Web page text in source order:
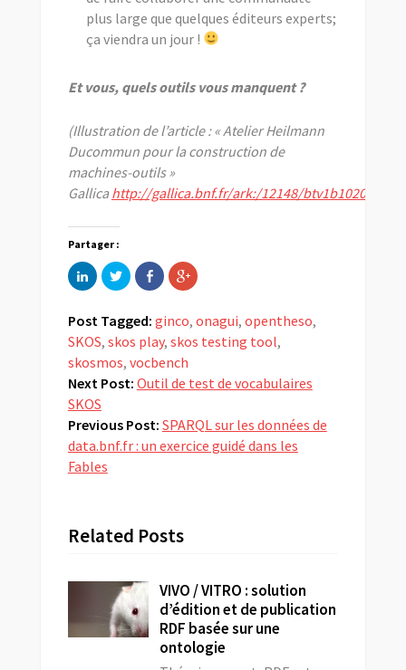
plus large que quelques éditeurs experts;
ça viendra un jour !
Et vous, quels outils vous manquent ?
(Illustration de l’article : « Atelier Heilmann
Ducommun pour la construction de
machines-outils »
Gallicahttp://gallica.bnf.fr/ark:/12148/btv1b10201510v
Partager :
Cliquez
pour
partager
LinkedIn(ouvre
dans
une
nouvelle
fenêtre)
Partager
sur
Twitter(ouvre
une
nouvelle
fenêtre)
Partager
sur
Facebook(ouvre
une
nouvelle
fenêtre)
Cliquez
pour
Google+
(ouvre
dans
une
Post Tagged: ginco, onagui, opentheso,
SKOS, skos play, skos testing tool,
skosmos, vocbench
Next Post: Outil de test de vocabulaires
SKOS
Previous Post: SPARQL sur les données de
data.bnf.fr : un exercice guidé dans les
Fables
Related Posts
VIVO / VITRO : solution
d’édition et de publication
RDF basée sur une
ontologie